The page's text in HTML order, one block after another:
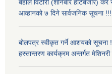
बहाल विटौरी (शनिबारे हाटबजार)
आव्हानको ७ दिने सार्वजनिक सूचना !!!
बोलपत्र स्वीकृत गर्ने आशयको सूचना !
हस्तान्तरण कार्यक्रम अन्तर्गत